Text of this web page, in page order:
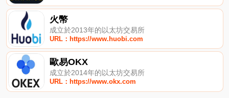
火幣
成立於2013年的以太坊交易所
URL：https://www.huobi.com
歐易OKX
成立於2014年的以太坊交易所
URL：https://www.okx.com